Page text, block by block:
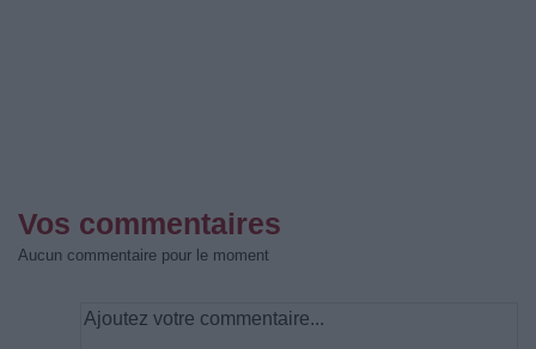
Vos commentaires
Aucun commentaire pour le moment